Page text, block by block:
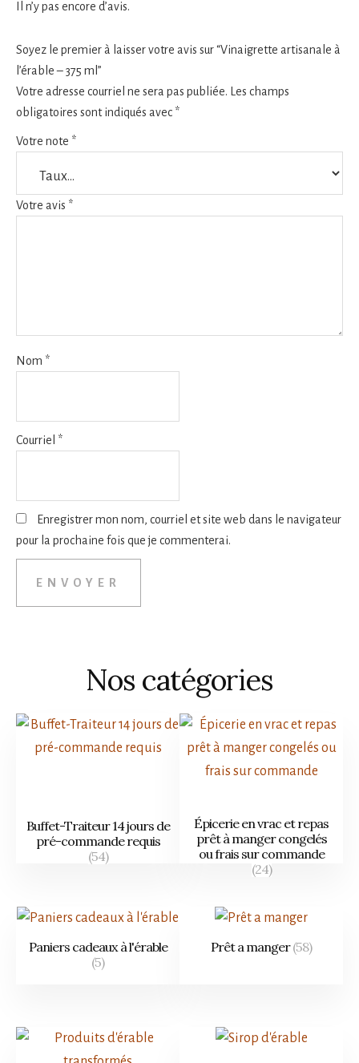
Il n’y pas encore d’avis.
Soyez le premier à laisser votre avis sur “Vinaigrette artisanale à
l’érable – 375 ml”
Votre adresse courriel ne sera pas publiée.
Les champs
obligatoires sont indiqués avec *
Votre note *
Votre avis *
Nom *
Courriel *
Enregistrer mon nom, courriel et site web dans le navigateur
pour la prochaine fois que je commenterai.
Nos catégories
Buffet-Traiteur 14 jours de
pré-commande requis
(54)
Épicerie en vrac et repas
prêt à manger congelés
ou frais sur commande
(24)
Paniers cadeaux à l'érable
(5)
Prêt a manger(58)